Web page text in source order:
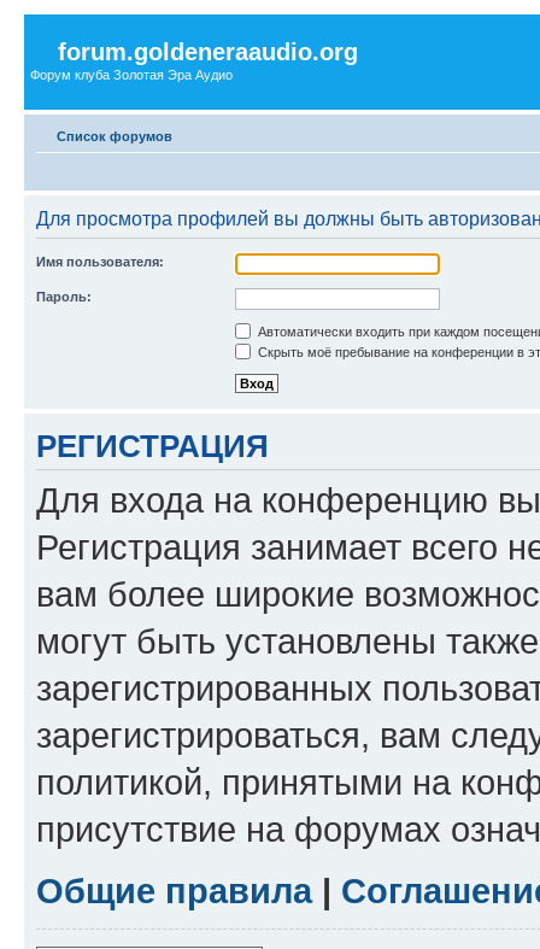
forum.goldeneraaudio.org
Форум клуба Золотая Эра Аудио
Список форумов
Для просмотра профилей вы должны быть
Имя пользователя:
Пароль:
Автоматически входить при каждом
Скрыть моё пребывание на конференции в
РЕГИСТРАЦИЯ
Для входа на конференцию
Регистрация занимает всего
вам более широкие
могут быть установлены
зарегистрированных
зарегистрироваться, вам
политикой, принятыми на
присутствие на форумах
Общие правила|